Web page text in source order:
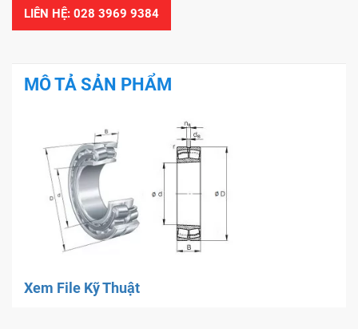
LIÊN HỆ: 028 3969 9384
MÔ TẢ SẢN PHẨM
Xem File Kỹ Thuật